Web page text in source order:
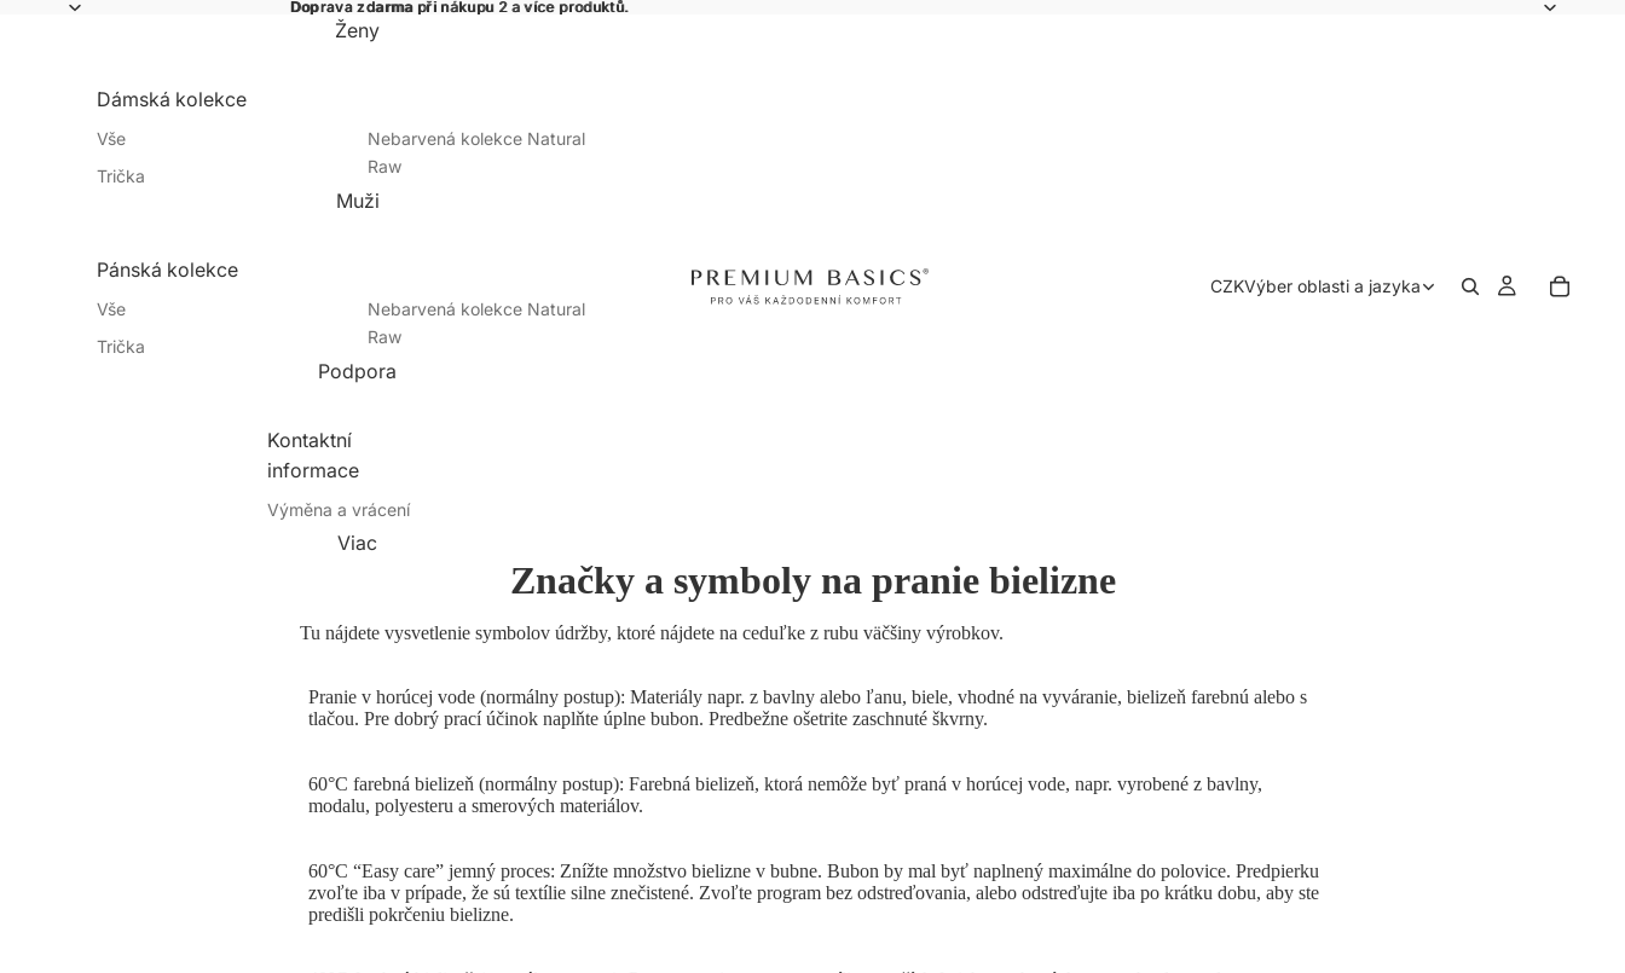
Doprava zdarma při nákupu 2 a více produktů.
Doprava zdarma při nákupu 2 a více produktů.
Ženy
Dámská kolekce
Vše
Trička
Nebarvená kolekce Natural
Raw
Novinky
Muži
Pánská kolekce
Vše
Trička
Nebarvená kolekce Natural
Raw
Novinky
Podpora
Kontaktní
informace
Výměna a vrácení
Velikostní rádce
Jak ušetřit?
O nás
Viac
CZKVýber oblasti a jazyka
Značky a symboly na pranie bielizne
Tu nájdete vysvetlenie symbolov údržby, ktoré nájdete na ceduľke z rubu väčšiny výrobkov.
Pranie v horúcej vode (normálny postup): Materiály napr. z bavlny alebo ľanu, biele, vhodné na vyváranie, bielizeň farebnú alebo s
tlačou. Pre dobrý prací účinok naplňte úplne bubon. Predbežne ošetrite zaschnuté škvrny.
60°C farebná bielizeň (normálny postup): Farebná bielizeň, ktorá nemôže byť praná v horúcej vode, napr. vyrobené z bavlny,
modalu, polyesteru a smerových materiálov.
60°C “Easy care” jemný proces: Znížte množstvo bielizne v bubne. Bubon by mal byť naplnený maximálne do polovice. Predpierku
zvoľte iba v prípade, že sú textílie silne znečistené. Zvoľte program bez odstreďovania, alebo odstreďujte iba po krátku dobu, aby ste
predišli pokrčeniu bielizne.